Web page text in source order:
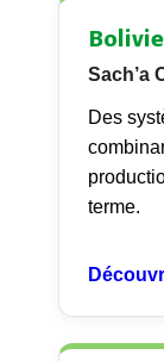
Bolivie
Sach’a
Des
terme.